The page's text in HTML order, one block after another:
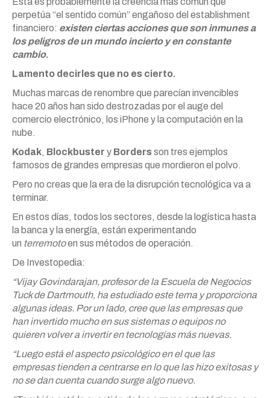
perpetúa “el sentido común” engañoso del establishment
financiero: existen ciertas acciones que son inmunes a
los peligros de un mundo incierto y en constante
cambio.
Lamento decirles que no es cierto.
Muchas marcas de renombre que parecían invencibles
hace 20 años han sido destrozadas por el auge del
comercio electrónico, los iPhone y la computación en la
nube.
Kodak, Blockbuster y Bordersson tres ejemplos
famosos de grandes empresas que mordieron el polvo.
Pero no creas que la era de la disrupción tecnológica va a
terminar.
En estos días, todos los sectores, desde la logística hasta
la banca y la energía, están experimentando
un terremotoen sus métodos de operación.
De Investopedia:
“Vijay Govindarajan, profesor de la Escuela de Negocios
Tuck de Dartmouth, ha estudiado este tema y proporciona
algunas ideas. Por un lado, cree que las empresas que
han invertido mucho en sus sistemas o equipos no
quieren volver a invertir en tecnologías más nuevas.
“Luego está el aspecto psicológico en el que las
empresas tienden a centrarse en lo que las hizo exitosas y
no se dan cuenta cuando surge algo nuevo.